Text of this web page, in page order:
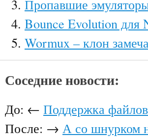
Пропавшие
Bounce Evolution для
Wormux – клон
Соседние новости:
До: ← Поддержка
После: → А со шнурком